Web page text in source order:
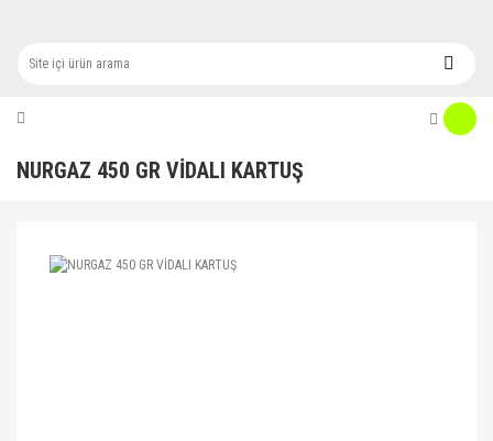
NURGAZ 450 GR VİDALI KARTUŞ